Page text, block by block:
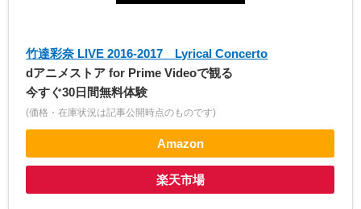
竹達彩奈 LIVE 2016-2017 Lyrical Concerto
dアニメストア for Prime Videoで観る
今すぐ30日間無料体験
(価格・在庫状況は記事公開時点のものです)
Amazon
楽天市場